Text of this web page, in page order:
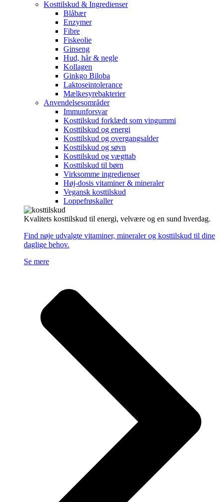
Kosttilskud & Ingredienser
Blåbær
Enzymer
Fibre
Fiskeolie
Ginseng
Hud, hår & negle
Kollagen
Ginkgo Biloba
Laktoseintolerance
Mælkesyrebakterier
Anvendelsesområder
Immunforsvar
Kosttilskud forklædt som vingummi
Kosttilskud og energi
Kosttilskud og overgangsalder
Kosttilskud og søvn
Kosttilskud og vægttab
Kosttilskud til børn
Virksomme ingredienser
Høj-dosis vitaminer & mineraler
Vegansk kosttilskud
Loppefrøskaller
Kvalitets kosttilskud til energi, velvære og en sund hverdag.
Find nøje udvalgte vitaminer, mineraler og kosttilskud til dine
daglige behov.
Se mere